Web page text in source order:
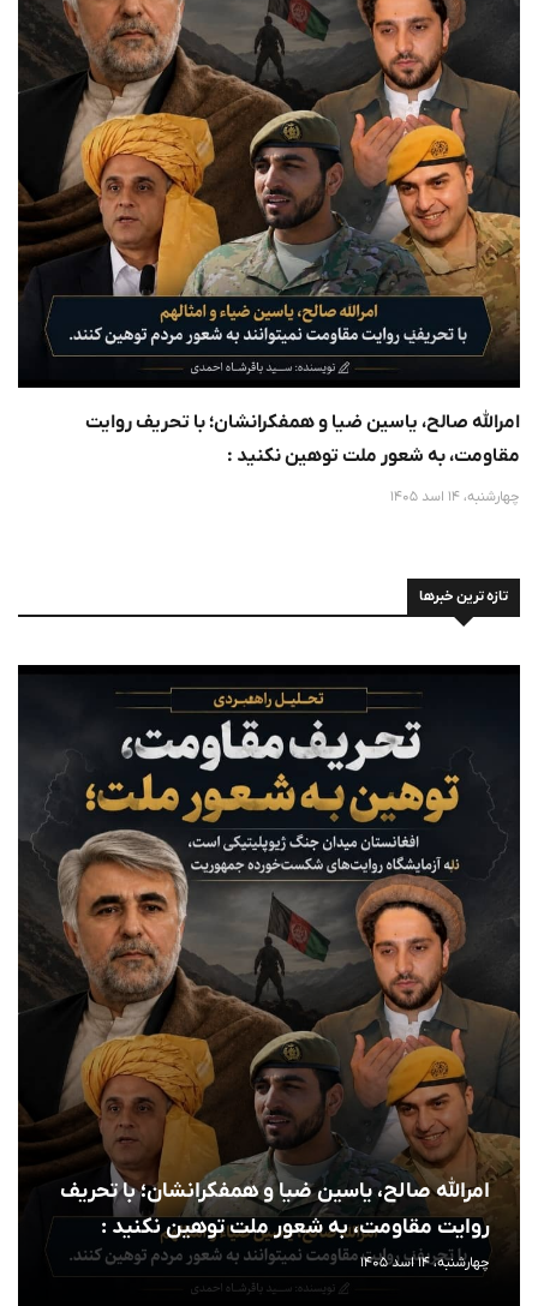
امرالله صالح، یاسین ضیا و همفکرانشان؛ با تحریف روایت
مقاومت، به شعور ملت توهین نکنید :
چهارشنبه، 14 اسد 1405
تازه ترین خبرها
امرالله صالح، یاسین ضیا و همفکرانشان؛ با تحریف
روایت مقاومت، به شعور ملت توهین نکنید :
چهارشنبه، 14 اسد 1405